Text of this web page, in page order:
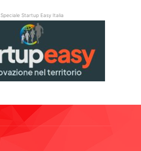
Speciale Startup Easy Italia